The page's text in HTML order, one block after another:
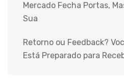
Mercado Fecha Portas,
Sua
Retorno ou Feedback?
Está Preparado para